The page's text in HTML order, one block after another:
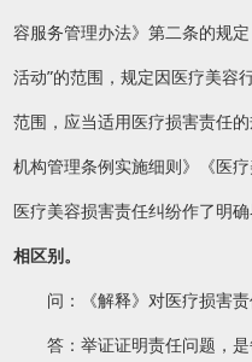
容服务管理办法》第二条的规
活动”的范围，规定因医疗美容
范围，应当适用医疗损害责任
机构管理条例实施细则》《医
医疗美容损害责任纠纷作了明确
相区别。
问：《解释》对医疗损害责
答：举证证明责任问题，是